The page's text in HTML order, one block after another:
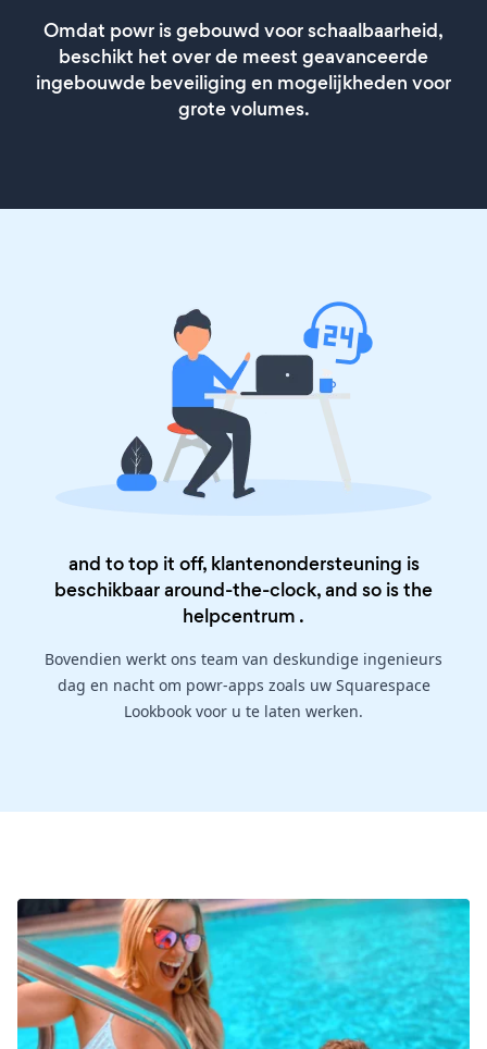
Omdat powr is gebouwd voor schaalbaarheid,
beschikt het over de meest geavanceerde
ingebouwde beveiliging en mogelijkheden voor
grote volumes.
and to top it off, klantenondersteuning is
beschikbaar around-the-clock, and so is the
helpcentrum .
Bovendien werkt ons team van deskundige ingenieurs
dag en nacht om powr-apps zoals uw Squarespace
Lookbook voor u te laten werken.